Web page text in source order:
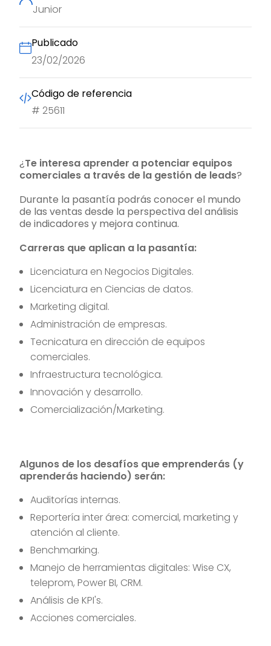
¿Te interesa aprender a potenciar equipos
comerciales a través de la gestión de leads?
Durante la pasantía podrás conocer el mundo
de las ventas desde la perspectiva del análisis
de indicadores y mejora continua.
Carreras que aplican a la pasantía:
Licenciatura en Negocios Digitales.
Licenciatura en Ciencias de datos.
Marketing digital.
Administración de empresas.
Tecnicatura en dirección de equipos
comerciales.
Infraestructura tecnológica.
Innovación y desarrollo.
Comercialización/Marketing.
Algunos de los desafíos que emprenderás (y
aprenderás haciendo) serán:
Auditorías internas.
Reportería inter área: comercial, marketing y
atención al cliente.
Benchmarking.
Manejo de herramientas digitales: Wise CX,
teleprom, Power BI, CRM.
Análisis de KPI's.
Acciones comerciales.
Junior
Publicado
23/02/2026
Código de referencia
# 25611